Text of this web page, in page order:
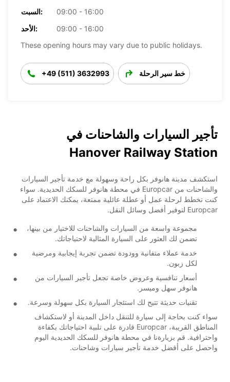
السبت:
09:00 - 16:00
الأحد:
09:00 - 16:00
These opening hours may vary due to public holidays.
+49 (511) 3632993 خط سير الرحلة
تأجير السيارات والشاحنات في
Hanover Railway Station
استكشف مدينة هانوفر بكل راحة وسهولة مع خدمة تأجير السيارات
والشاحنات من Europcar في محطة هانوفر للسكك الحديدية. سواء
كنت تخطط لرحلة عمل أو عطلة عائلية ممتعة، يمكنك الاعتماد على
Europcar لتوفير أفضل وسائل النقل.
مجموعة واسعة من السيارات والشاحنات للاختيار من بينها،
تضمن لك العثور على السيارة المثالية لاحتياجاتك.
خدمة عملاء متفانية وودودة تضمن تجربة إيجابية ومرضية
لكل زبون.
أسعار تنافسية وعروض خاصة تجعل تأجير السيارات من
هانوفر سهل وميسر.
تقنيات حديثة تتيح لك استئجار السيارة بكل سهولة وسرعة.
سواء كنت بحاجة إلى سيارة للتنقل داخل المدينة أو لاستكشاف
المناطق القريبة، Europcar قادرة على تلبية احتياجاتك بكفاءة
واحترافية. قم بزيارةنا في محطة هانوفر للسكك الحديدية اليوم
واحصل على أفضل خدمة تأجير سيارات وشاحنات.